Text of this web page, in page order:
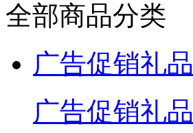
全部商品分类
广告促销礼品
广告促销礼品